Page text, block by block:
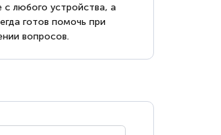
любого устройства, а
готов помочь при
вопросов.